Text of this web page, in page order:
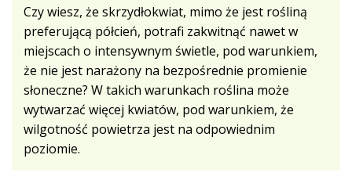
Czy wiesz, że skrzydłokwiat, mimo że jest rośliną
preferującą półcień, potrafi zakwitnąć nawet w
miejscach o intensywnym świetle, pod warunkiem,
że nie jest narażony na bezpośrednie promienie
słoneczne? W takich warunkach roślina może
wytwarzać więcej kwiatów, pod warunkiem, że
wilgotność powietrza jest na odpowiednim
poziomie.